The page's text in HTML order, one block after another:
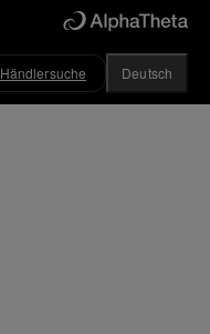
Händlersuche Deutsch